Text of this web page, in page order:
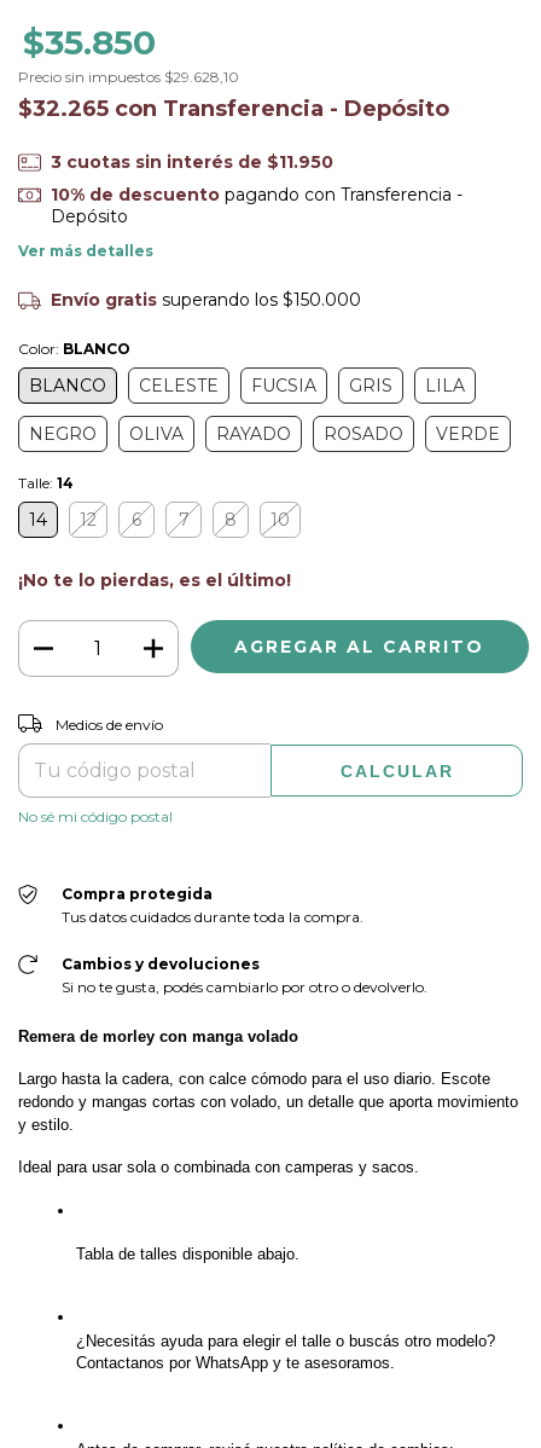
$35.850
Precio sin impuestos $29.628,10
$32.265 con Transferencia - Depósito
3 cuotas sin interés de $11.950
10% de descuentopagando con Transferencia -
Depósito
Ver más detalles
Envío gratis superando los $150.000
Color: BLANCO
BLANCO CELESTE FUCSIA GRIS LILA
NEGRO OLIVA RAYADO ROSADO VERDE
Talle: 14
14 12 6 7 8 10
¡No te lo pierdas, es el último!
Entregas para el CP:
Medios de envío
CALCULAR
No sé mi código postal
Compra protegida
Tus datos cuidados durante toda la compra.
Cambios y devoluciones
Si no te gusta, podés cambiarlo por otro o devolverlo.
Remera de morley con manga volado
Largo hasta la cadera, con calce cómodo para el uso diario. Escote
redondo y mangas cortas con volado, un detalle que aporta movimiento
y estilo.
Ideal para usar sola o combinada con camperas y sacos.
Tabla de talles disponible abajo.
¿Necesitás ayuda para elegir el talle o buscás otro modelo?
Contactanos por WhatsApp y te asesoramos.